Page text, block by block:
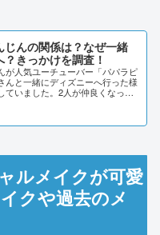
じんの関係は？なぜ一緒
きっかけを調査！
が人気ユーチューバー「パパラピ
んと一緒にディズニーへ行った様
ていました。2人が仲良くなった
ルメイクが可愛
クや過去のメ